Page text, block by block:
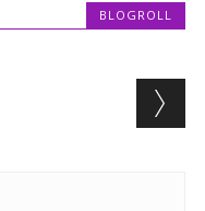
BLOGROLL